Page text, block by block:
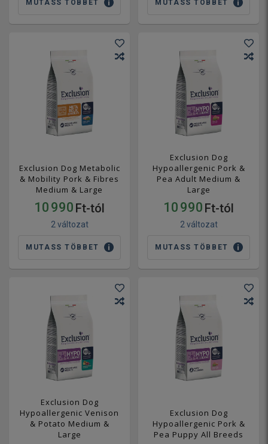
MUTASS TÖBBET MUTASS TÖBBET
Exclusion Dog Metabolic
& Mobility Pork & Fibres
Medium & Large
10 990 Ft-tól
2 változat
MUTASS TÖBBET
Exclusion Dog
Hypoallergenic Pork &
Pea Adult Medium &
Large
10 990 Ft-tól
2 változat
MUTASS TÖBBET
Exclusion Dog
Hypoallergenic Venison
& Potato Medium &
Large
Exclusion Dog
Hypoallergenic Pork &
Pea Puppy All Breeds